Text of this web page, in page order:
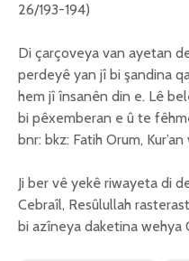
26/193-194)
Di çarçoveya van ayetan
perdeyê yan jî bi şandina
hem jî însanên din e. Lê
bi pêxemberan e û te
bnr: bkz: Fatih Orum,
Ji ber vê yekê riwayeta di
Cebraîl, Resûlullah
bi azîneya daketina wehya